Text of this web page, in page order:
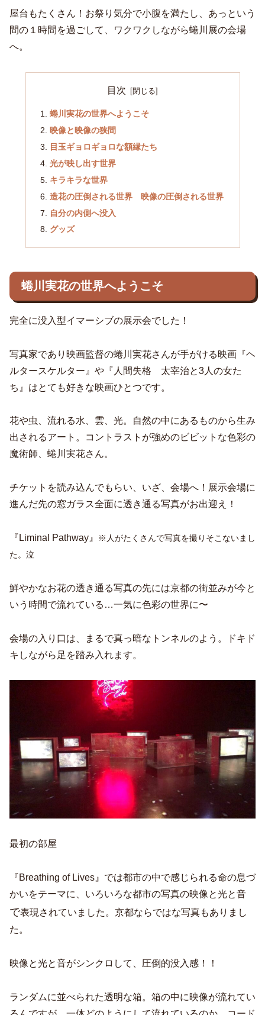
屋台もたくさん！お祭り気分で小腹を満たし、あっという
間の１時間を過ごして、ワクワクしながら蜷川展の会場
へ。
目次
蜷川実花の世界へようこそ
映像と映像の狭間
目玉ギョロギョロな額縁たち
光が映し出す世界
キラキラな世界
造花の圧倒される世界 映像の圧倒される世界
自分の内側へ没入
グッズ
蜷川実花の世界へようこそ
完全に没入型イマーシブの展示会でした！
写真家であり映画監督の蜷川実花さんが手がける映画『ヘ
ルタースケルター』や『人間失格 太宰治と3人の女た
ち』はとても好きな映画ひとつです。
花や虫、流れる水、雲、光。自然の中にあるものから生み
出されるアート。コントラストが強めのビビットな色彩の
魔術師、蜷川実花さん。
チケットを読み込んでもらい、いざ、会場へ！展示会場に
進んだ先の窓ガラス全面に透き通る写真がお出迎え！
『Liminal Pathway』
※人がたくさんで写真を撮りそこないまし
た。泣
鮮やかなお花の透き通る写真の先には京都の街並みが今と
いう時間で流れている…一気に色彩の世界に〜
会場の入り口は、まるで真っ暗なトンネルのよう。ドキド
キしながら足を踏み入れます。
最初の部屋
『Breathing of Lives』では都市の中で感じられる命の息づ
かいをテーマに、いろいろな都市の写真の映像と光と音
で表現されていました。京都ならではな写真もありまし
た。
映像と光と音がシンクロして、圧倒的没入感！！
ランダムに並べられた透明な箱。箱の中に映像が流れてい